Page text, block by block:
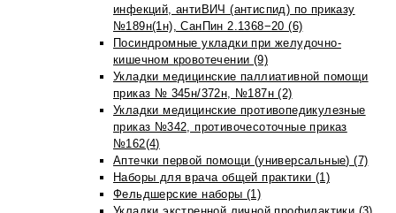
инфекций, антиВИЧ (антиспид) по приказу
№189н(1н), СанПин 2.1368−20 (6)
Посиндромные укладки при желудочно-
кишечном кровотечении (9)
Укладки медицинские паллиативной помощи
приказ № 345н/372н, №187н (2)
Укладки медицинские противопедикулезные
приказ №342, противочесоточные приказ
№162(4)
Аптечки первой помощи (универсальные) (7)
Наборы для врача общей практики (1)
Фельдшерские наборы (1)